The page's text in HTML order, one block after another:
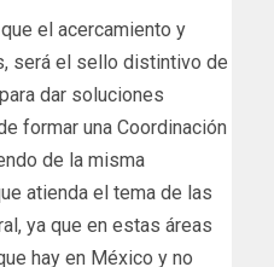
el acercamiento y
será el sello distintivo de
dar soluciones
formar una Coordinación
de la misma
atienda el tema de las
ya que en estas áreas
hay en México y no